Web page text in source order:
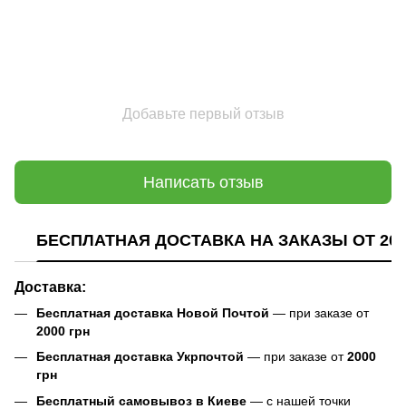
Добавьте первый отзыв
Написать отзыв
БЕСПЛАТНАЯ ДОСТАВКА НА ЗАКАЗЫ ОТ
Доставка:
Бесплатная доставка Новой Почтой — при заказе от
2000 грн
Бесплатная доставка Укрпочтой — при заказе от2000
грн
Бесплатный самовывоз в Киеве — с нашей точки